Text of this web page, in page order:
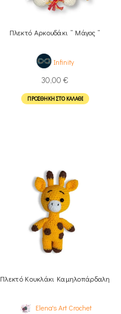
Πλεκτό Αρκουδάκι ” Μάγος ”
Infinity
30,00 €
ΠΡΟΣΘΉΚΗ ΣΤΟ ΚΑΛΆΘΙ
Πλεκτό Κουκλάκι Καμηλοπάρδαλη
Elena's Art Crochet